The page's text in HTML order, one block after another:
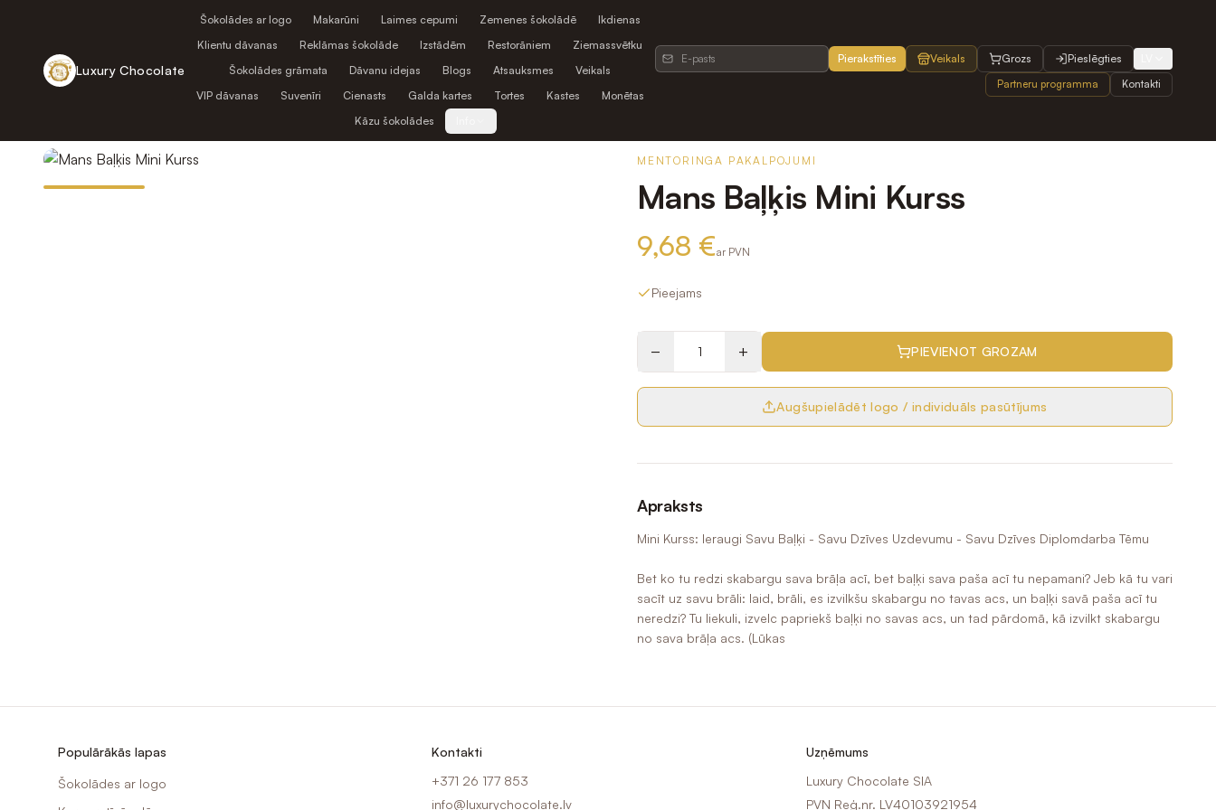
Luxury Chocolate
Šokolādes ar logo Makarūni Laimes cepumi Zemenes šokolādē
Ikdienas
Klientu dāvanas
Reklāmas šokolāde Izstādēm Restorāniem
Ziemassvētku
Šokolādes grāmata
Dāvanu idejas Blogs Atsauksmes
Veikals
VIP dāvanas
Suvenīri Cienasts Galda kartes Tortes Kastes
Monētas
Kāzu šokolādes
Pierakstīties Veikals Grozs Pieslēgties
Partneru programma Kontakti
MENTORINGA PAKALPOJUMI
Mans Baļķis Mini Kurss
9,68 €ar PVN
Pieejams
− + PIEVIENOT GROZAM
Augšupielādēt logo / individuāls pasūtījums
Apraksts
Mini Kurss: Ieraugi Savu Baļķi - Savu Dzīves Uzdevumu - Savu Dzīves Diplomdarba Tēmu
Bet ko tu redzi skabargu sava brāļa acī, bet baļķi sava paša acī tu nepamani? Jeb kā tu vari
sacīt uz savu brāli: laid, brāli, es izvilkšu skabargu no tavas acs, un baļķi savā paša acī tu
neredzi? Tu liekuli, izvelc papriekš baļķi no savas acs, un tad pārdomā, kā izvilkt skabargu
no sava brāļa acs. (Lūkas
Populārākās lapas
Šokolādes ar logo
Kontakti
+371 26 177 853
info@luxurychocolate.lv
Uzņēmums
Luxury Chocolate SIA
PVN Reģ.nr. LV40103921954